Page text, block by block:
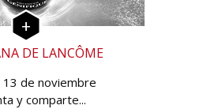
DE LANCÔME
13 de noviembre
y comparte...